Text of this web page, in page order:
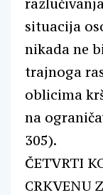
situacija
nikada ne
trajnoga
oblicima
na
305).
ČETVRTI
CRKVENU